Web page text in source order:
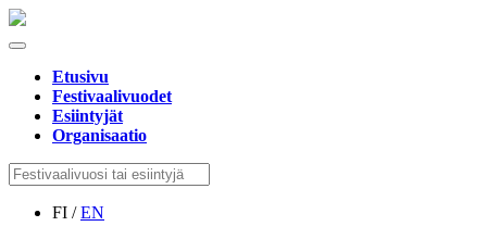
Etusivu
Festivaalivuodet
Esiintyjät
Organisaatio
FI /EN